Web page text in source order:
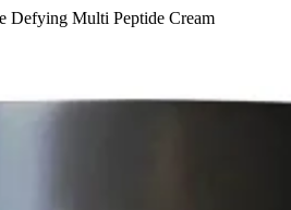
Defying Multi Peptide Cream